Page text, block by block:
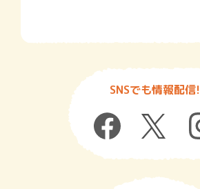
SNSでも情報配信!